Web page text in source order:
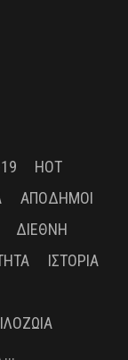
HOT
ΑΠΌΔΗΜΟΙ
ΔΙΕΘΝΉ
ΙΣΤΟΡΊΑ